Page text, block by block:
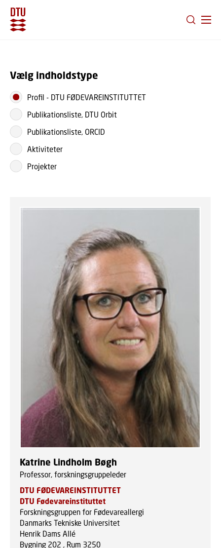
Vælg indholdstype
Profil - DTU FØDEVAREINSTITUTTET
Publikationsliste, DTU Orbit
Publikationsliste, ORCID
Aktiviteter
Projekter
Katrine Lindholm Bøgh
Professor, forskningsgruppeleder
DTU FØDEVAREINSTITUTTET
DTU Fødevareinstituttet
Forskningsgruppen for Fødevareallergi
Danmarks Tekniske Universitet
Henrik Dams Allé
Bygning 202 , Rum 3250